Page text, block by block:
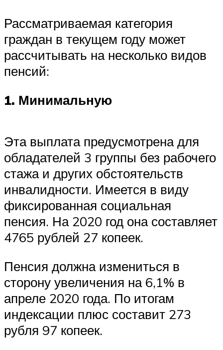
Рассматриваемая категория
граждан в текущем году может
рассчитывать на несколько видов
пенсий:
1. Минимальную
Эта выплата предусмотрена для
обладателей 3 группы без рабочего
стажа и других обстоятельств
инвалидности. Имеется в виду
фиксированная социальная
пенсия. На 2020 год она составляет
4765 рублей 27 копеек.
Пенсия должна измениться в
сторону увеличения на 6,1% в
апреле 2020 года. По итогам
индексации плюс составит 273
рубля 97 копеек.